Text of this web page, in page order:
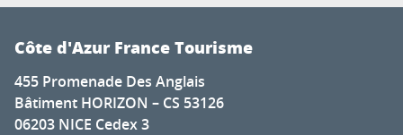
Côte d'Azur France Tourisme
455 Promenade Des Anglais
Bâtiment HORIZON – CS 53126
06203 NICE Cedex 3